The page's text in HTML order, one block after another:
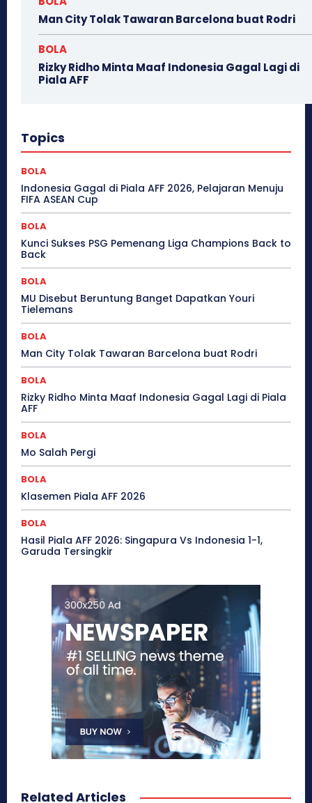
Man City Tolak Tawaran Barcelona buat Rodri
BOLA
Rizky Ridho Minta Maaf Indonesia Gagal Lagi di
Piala AFF
Topics
BOLA
Indonesia Gagal di Piala AFF 2026, Pelajaran Menuju
FIFA ASEAN Cup
BOLA
Kunci Sukses PSG Pemenang Liga Champions Back to
Back
BOLA
MU Disebut Beruntung Banget Dapatkan Youri
Tielemans
BOLA
Man City Tolak Tawaran Barcelona buat Rodri
BOLA
Rizky Ridho Minta Maaf Indonesia Gagal Lagi di Piala
AFF
BOLA
Mo Salah Pergi
BOLA
Klasemen Piala AFF 2026
BOLA
Hasil Piala AFF 2026: Singapura Vs Indonesia 1-1,
Garuda Tersingkir
Related Articles